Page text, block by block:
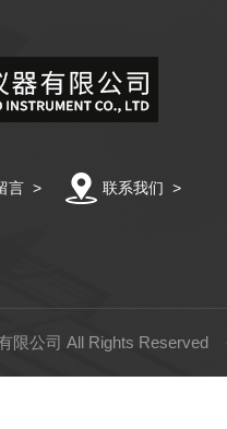
言 > 联系我们 >
限公司 All Rights Reserved